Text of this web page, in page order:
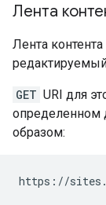
Лента
Лента
редактируемый
GET URI для
образом:
https://